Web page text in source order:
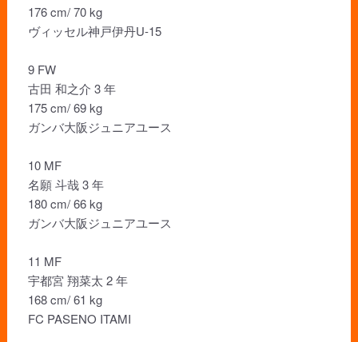
176 cm/ 70 kg
ヴィッセル神戸伊丹U-15
9 FW
古田 和之介 3 年
175 cm/ 69 kg
ガンバ大阪ジュニアユース
10 MF
名願 斗哉 3 年
180 cm/ 66 kg
ガンバ大阪ジュニアユース
11 MF
宇都宮 翔菜太 2 年
168 cm/ 61 kg
FC PASENO ITAMI